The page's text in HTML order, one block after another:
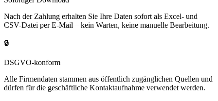
Nach der Zahlung erhalten Sie Ihre Daten sofort als Excel- und
CSV-Datei per E-Mail – kein Warten, keine manuelle Bearbeitung.
🔒
DSGVO-konform
Alle Firmendaten stammen aus öffentlich zugänglichen Quellen und
dürfen für die geschäftliche Kontaktaufnahme verwendet werden.